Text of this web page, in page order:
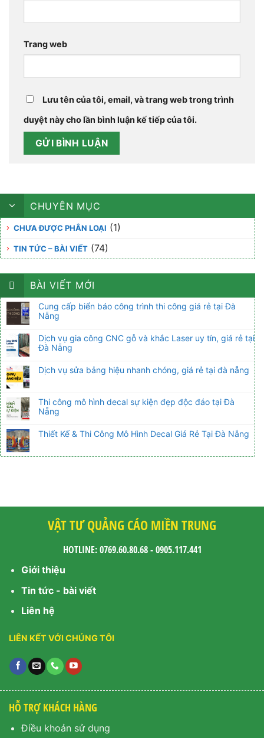
Trang web
Lưu tên của tôi, email, và trang web trong trình
duyệt này cho lần bình luận kế tiếp của tôi.
CHUYÊN MỤC
CHƯA ĐƯỢC PHÂN LOẠI (1)
TIN TỨC – BÀI VIẾT (74)
BÀI VIẾT MỚI
Cung cấp biển báo công trình thi công giá rẻ tại Đà
Nẵng
Dịch vụ gia công CNC gỗ và khắc Laser uy tín, giá rẻ tại
Đà Nẵng
Dịch vụ sửa bảng hiệu nhanh chóng, giá rẻ tại đà nẵng
Thi công mô hình decal sự kiện đẹp độc đáo tại Đà
Nẵng
Thiết Kế & Thi Công Mô Hình Decal Giá Rẻ Tại Đà Nẵng
VẬT TƯ QUẢNG CÁO MIỀN TRUNG
HOTLINE: 0769.60.80.68 - 0905.117.441
Giới thiệu
Tin tức - bài viết
Liên hệ
LIÊN KẾT VỚI CHÚNG TÔI
HỖ TRỢ KHÁCH HÀNG
Điều khoản sử dụng